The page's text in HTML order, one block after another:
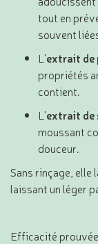
tout en
souvent
L’extrait de
propriétés
contient.
L’extrait de
moussant
douceur.
Sans rinçage,
laissant un léger
Efficacité